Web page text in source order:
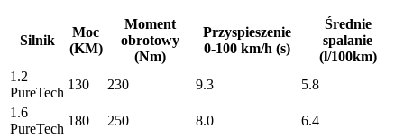
Silnik
Moc
(KM)
Moment
obrotowy
(Nm)
Przyspieszenie
0-100 km/h (s)
Średnie
spalanie
(l/100km)
1.2
PureTech
130 230 9.3
5.8
1.6
PureTech
180 250 8.0
6.4